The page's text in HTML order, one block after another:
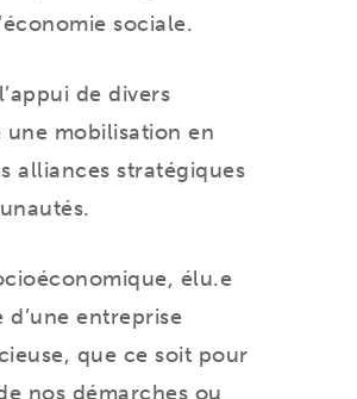
sociale.
de divers
mobilisation en
alliances stratégiques
élu.e
entreprise
que ce soit pour
nos démarches ou